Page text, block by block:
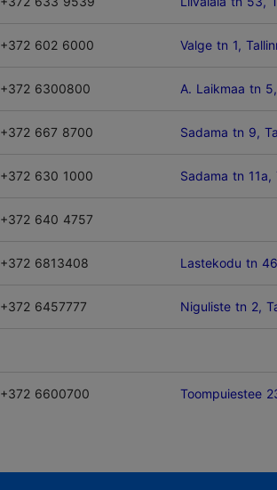
+372 602 6000 Valge tn 1,
+372 6300800 A. Laikmaa tn
+372 667 8700 Sadama tn 9,
+372 630 1000 Sadama tn 11a,
+372 640 4757
+372 6813408 Lastekodu tn
+372 6457777 Niguliste tn 2,
+372 6600700 Toompuiestee